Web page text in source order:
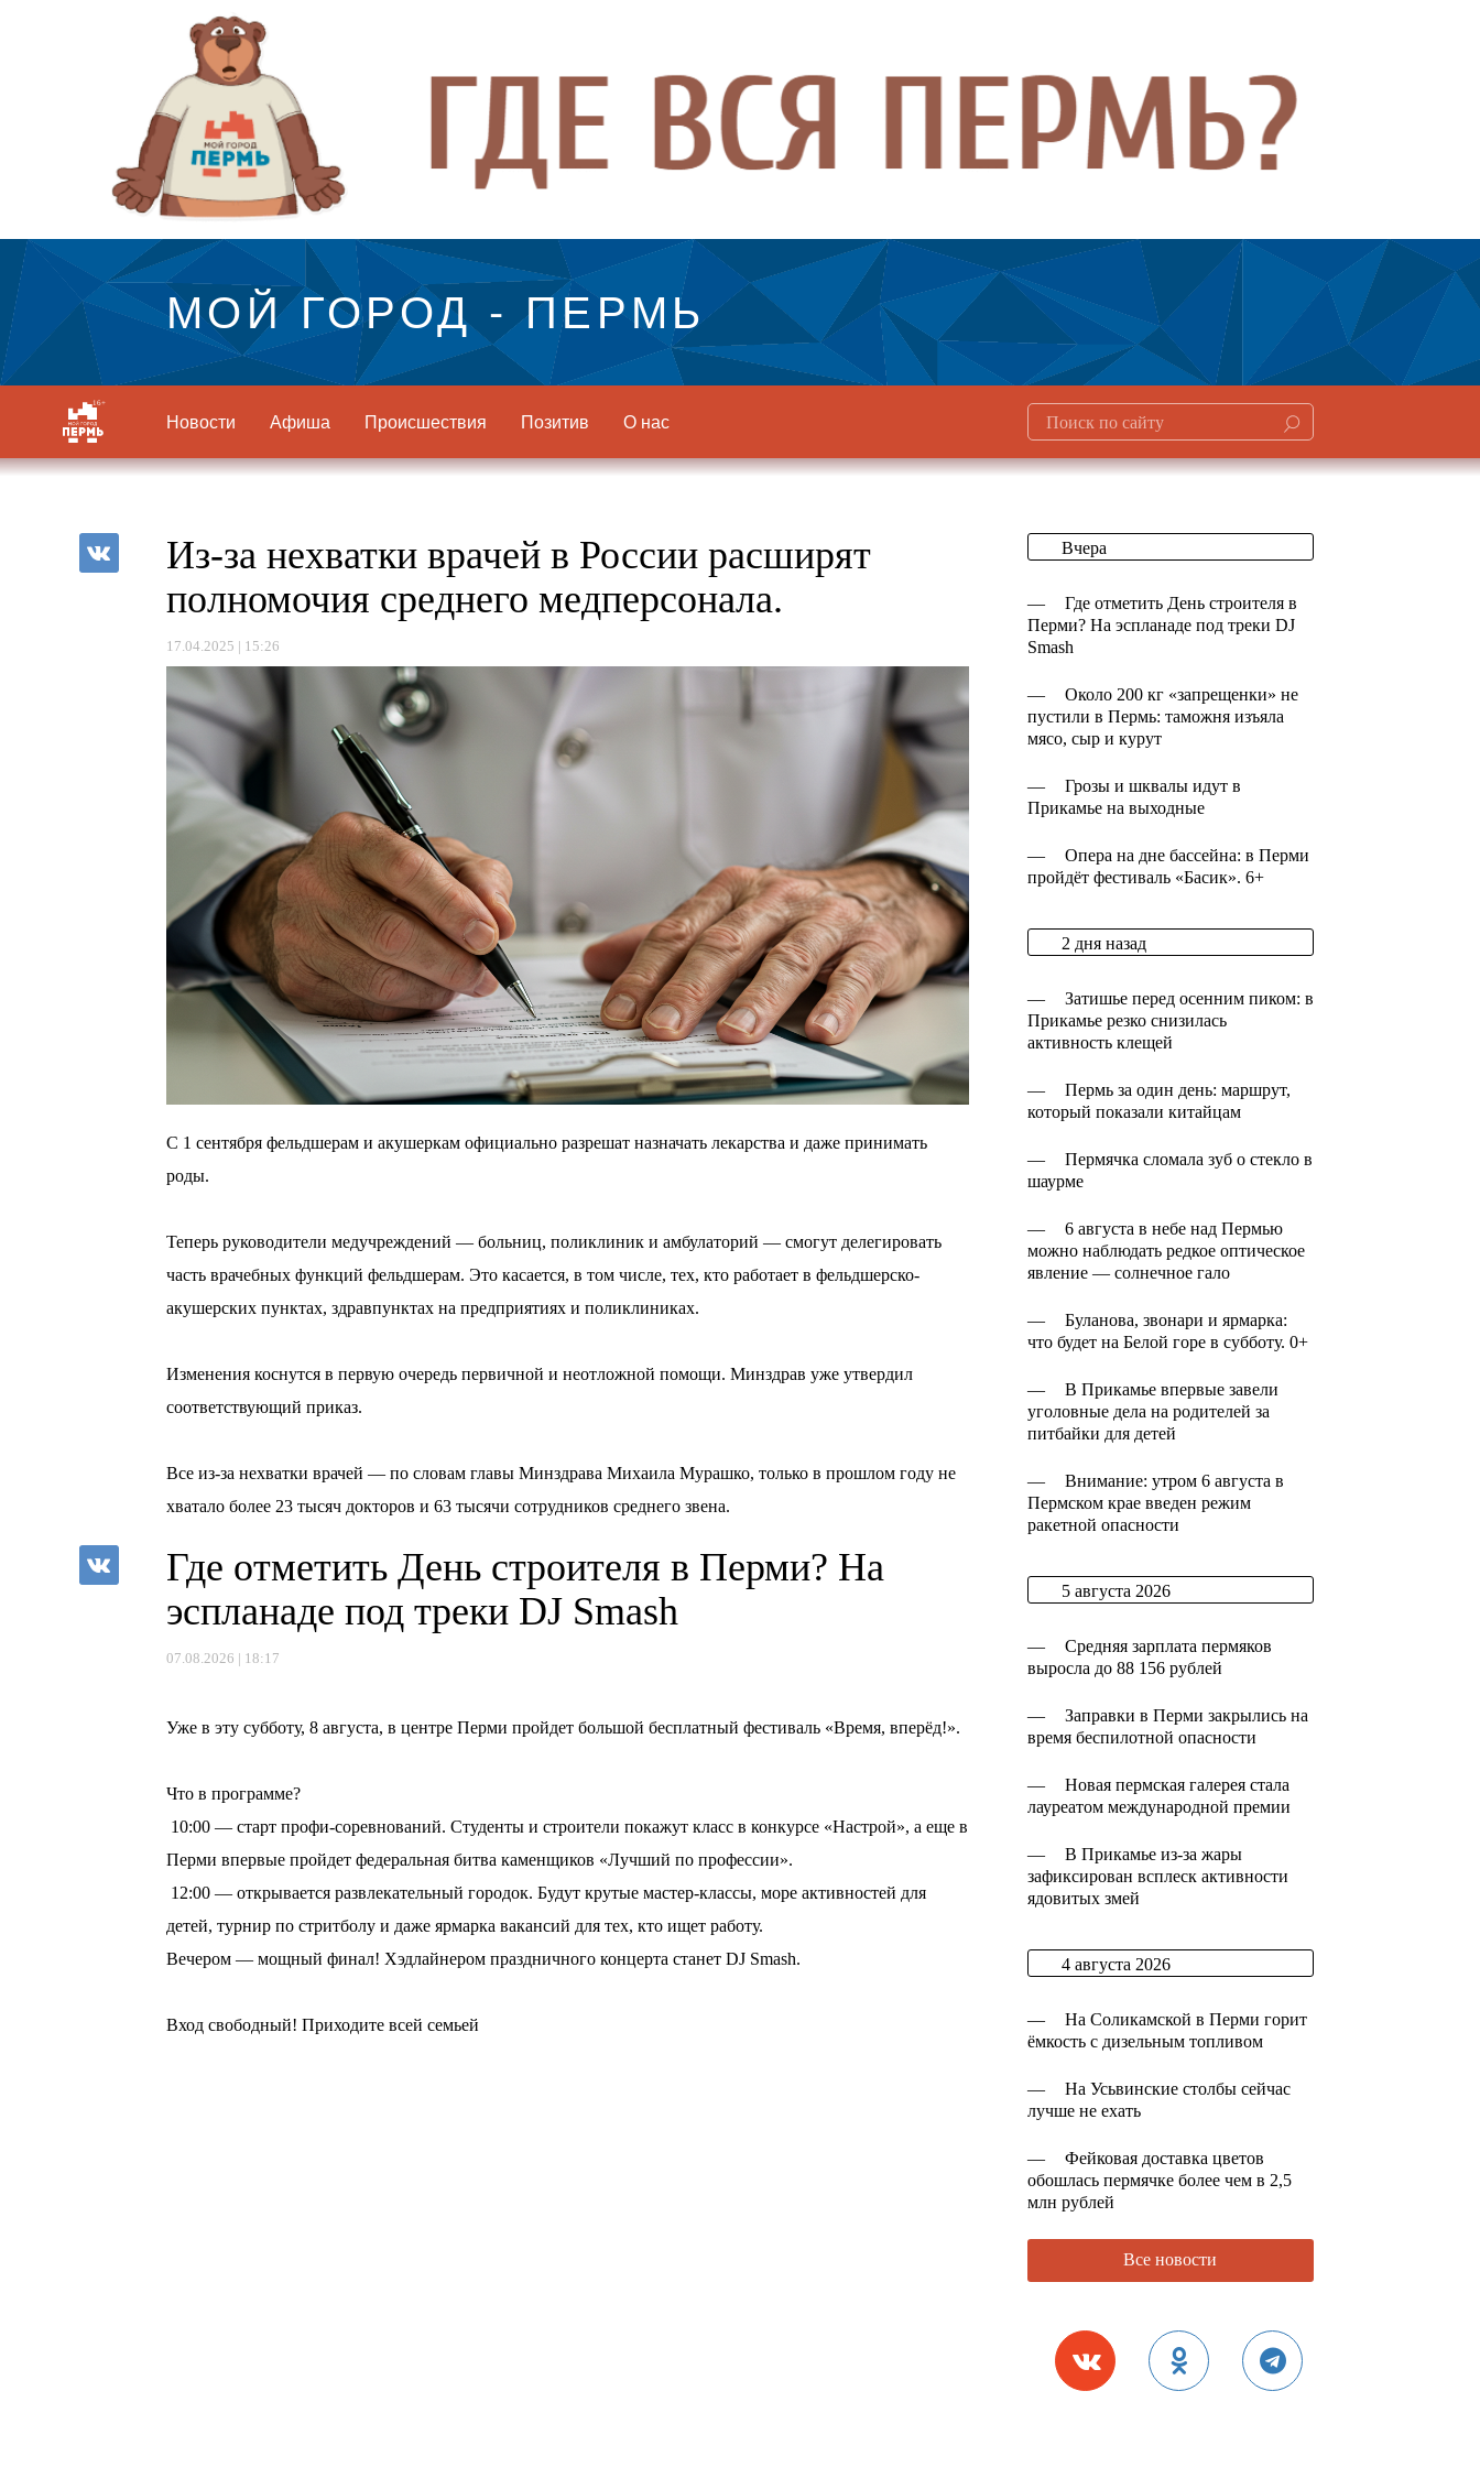
МОЙ ГОРОД - ПЕРМЬ
Новости Афиша Происшествия Позитив О нас
Из-за нехватки врачей в России расширят
полномочия среднего медперсонала.
17.04.2025 | 15:26
С 1 сентября фельдшерам и акушеркам официально разрешат назначать лекарства и даже принимать
роды.
Теперь руководители медучреждений — больниц, поликлиник и амбулаторий — смогут делегировать
часть врачебных функций фельдшерам. Это касается, в том числе, тех, кто работает в фельдшерско-
акушерских пунктах, здравпунктах на предприятиях и поликлиниках.
Изменения коснутся в первую очередь первичной и неотложной помощи. Минздрав уже утвердил
соответствующий приказ.
Все из-за нехватки врачей — по словам главы Минздрава Михаила Мурашко, только в прошлом году не
хватало более 23 тысяч докторов и 63 тысячи сотрудников среднего звена.
Где отметить День строителя в Перми? На
эспланаде под треки DJ Smash
07.08.2026 | 18:17
Уже в эту субботу, 8 августа, в центре Перми пройдет большой бесплатный фестиваль «Время, вперёд!».
Что в программе?
10:00 — старт профи-соревнований. Студенты и строители покажут класс в конкурсе «Настрой», а еще в
Перми впервые пройдет федеральная битва каменщиков «Лучший по профессии».
12:00 — открывается развлекательный городок. Будут крутые мастер-классы, море активностей для
детей, турнир по стритболу и даже ярмарка вакансий для тех, кто ищет работу.
Вечером — мощный финал! Хэдлайнером праздничного концерта станет DJ Smash.
Вход свободный! Приходите всей семьей
Вчера
—
Где отметить День строителя в
Перми? На эспланаде под треки DJ
Smash
—
Около 200 кг «запрещенки» не
пустили в Пермь: таможня изъяла
мясо, сыр и курут
—
Грозы и шквалы идут в
Прикамье на выходные
—
Опера на дне бассейна: в Перми
пройдёт фестиваль «Басик». 6+
2 дня назад
—
Затишье перед осенним пиком: в
Прикамье резко снизилась
активность клещей
—
Пермь за один день: маршрут,
который показали китайцам
—
Пермячка сломала зуб о стекло в
шаурме
—
6 августа в небе над Пермью
можно наблюдать редкое оптическое
явление — солнечное гало
—
Буланова, звонари и ярмарка:
что будет на Белой горе в субботу. 0+
—
В Прикамье впервые завели
уголовные дела на родителей за
питбайки для детей
—
Внимание: утром 6 августа в
Пермском крае введен режим
ракетной опасности
5 августа 2026
—
Средняя зарплата пермяков
выросла до 88 156 рублей
—
Заправки в Перми закрылись на
время беспилотной опасности
—
Новая пермская галерея стала
лауреатом международной премии
—
В Прикамье из-за жары
зафиксирован всплеск активности
ядовитых змей
4 августа 2026
—
На Соликамской в Перми горит
ёмкость с дизельным топливом
—
На Усьвинские столбы сейчас
лучше не ехать
—
Фейковая доставка цветов
обошлась пермячке более чем в 2,5
млн рублей
Все новости